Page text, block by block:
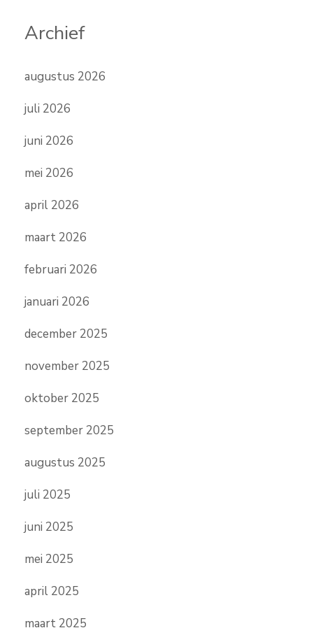
Archief
augustus 2026
juli 2026
juni 2026
mei 2026
april 2026
maart 2026
februari 2026
januari 2026
december 2025
november 2025
oktober 2025
september 2025
augustus 2025
juli 2025
juni 2025
mei 2025
april 2025
maart 2025